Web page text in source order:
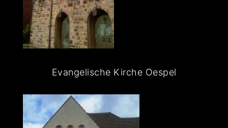
Evangelische Kirche Oespel